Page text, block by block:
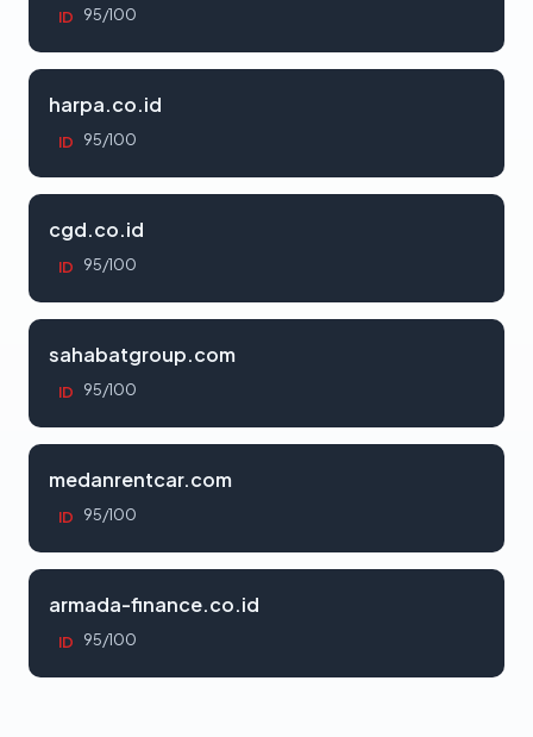
ID 95/100
harpa.co.id
ID 95/100
cgd.co.id
ID 95/100
sahabatgroup.com
ID 95/100
medanrentcar.com
ID 95/100
armada-finance.co.id
ID 95/100